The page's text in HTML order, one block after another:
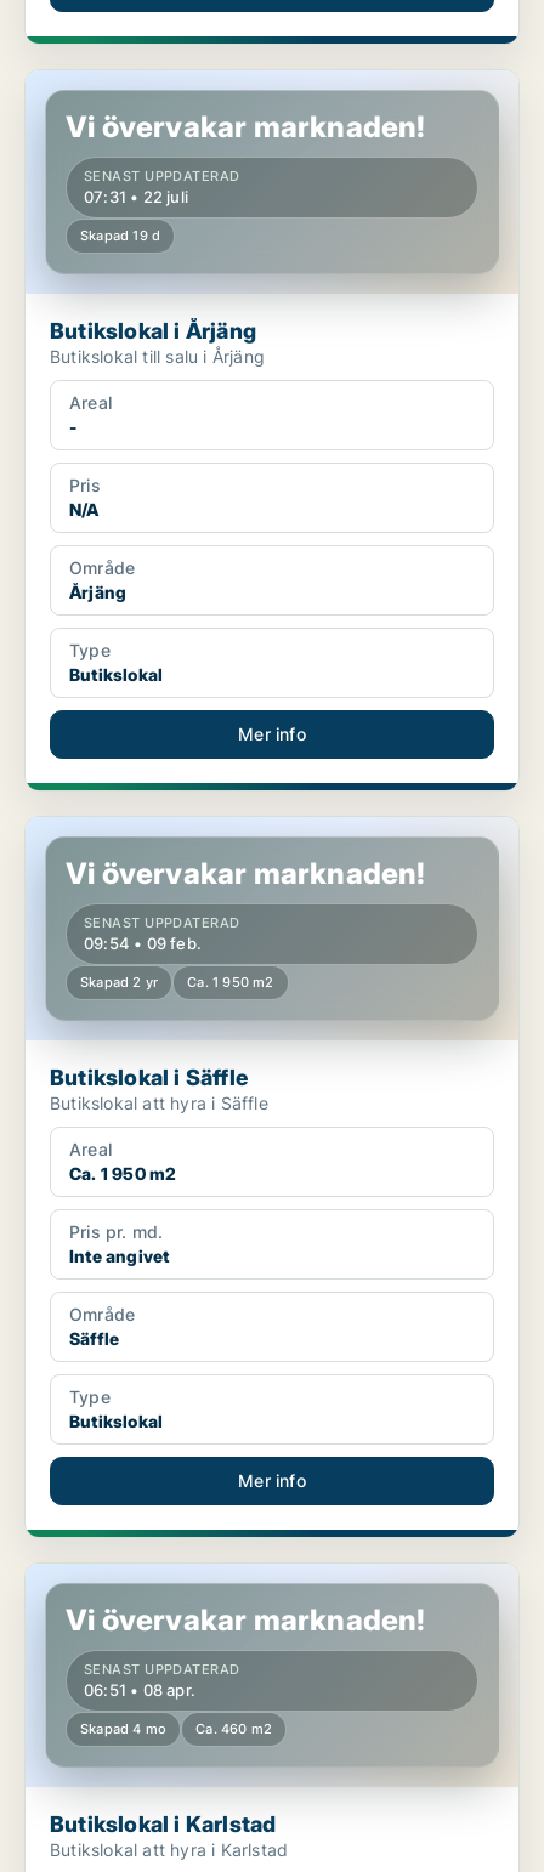
Butikslokal i Årjäng
Vi övervakar marknaden!
SENAST UPPDATERAD
07:31 • 22 juli
Skapad 19 d
Butikslokal i Årjäng
Butikslokal till salu i Årjäng
Areal
-
Pris
N/A
Område
Årjäng
Type
Butikslokal
Mer info
Butikslokal i Säffle
Vi övervakar marknaden!
SENAST UPPDATERAD
09:54 • 09 feb.
Skapad 2 yr Ca. 1 950 m2
Butikslokal i Säffle
Butikslokal att hyra i Säffle
Areal
Ca. 1 950 m2
Pris pr. md.
Inte angivet
Område
Säffle
Type
Butikslokal
Mer info
Butikslokal i Karlstad
Vi övervakar marknaden!
SENAST UPPDATERAD
06:51 • 08 apr.
Skapad 4 mo Ca. 460 m2
Butikslokal i Karlstad
Butikslokal att hyra i Karlstad